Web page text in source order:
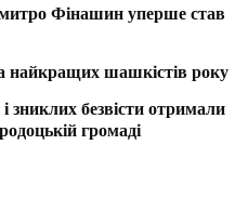
Фінашин уперше став
найкращих шашкістів року
зниклих безвісти отримали
громаді